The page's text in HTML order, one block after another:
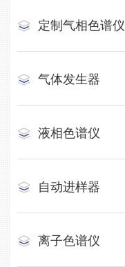
定制气相色谱仪
气体发生器
液相色谱仪
自动进样器
离子色谱仪